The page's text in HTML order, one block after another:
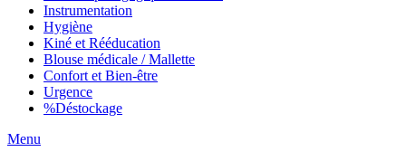
Instrumentation
Hygiène
Kiné et Rééducation
Blouse médicale / Mallette
Confort et Bien-être
Urgence
%Déstockage
Menu